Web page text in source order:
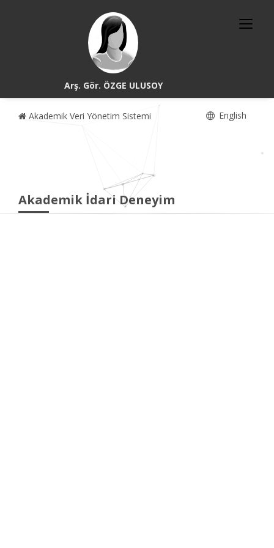
Arş. Gör. ÖZGE ULUSOY
Akademik Veri Yönetim Sistemi English
Akademik İdari Deneyim